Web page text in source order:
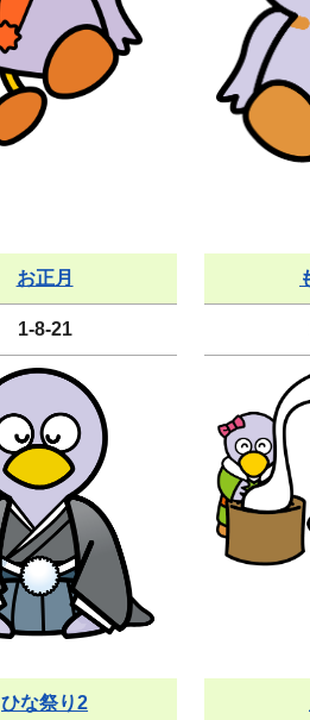
お正月
1-8-21
ひな祭り2